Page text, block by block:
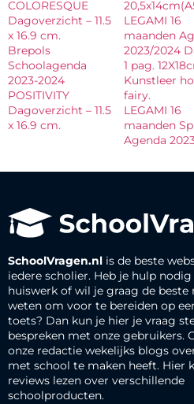
COLORESQUE
Dagoverzicht – 11.5
x 16.9 cm.
Brepols
Schoolagenda
2023-2024
POSITIVITY
Dagoverzicht – 11.5
x 16.9 cm.
LEGAMI 16
maanden
2023/2024
1 pag.
Kunstleer
fairy.
LEGAMI 16
maanden
Agenda
SchoolVragen.nl is de beste
iedere scholier. Heb je hulp
huiswerk of wil je graag de beste
weten om voor te bereiden op
toets? Dan kun je hier je vraag
bespreken met onze gebruikers.
onze redactie wekelijks blogs
met school te maken heeft. Hier
reviews lezen over verschillende
schoolproducten.